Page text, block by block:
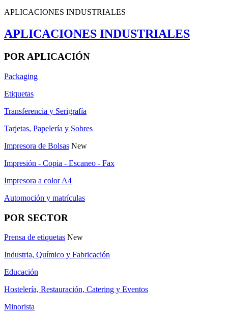
APLICACIONES INDUSTRIALES
APLICACIONES INDUSTRIALES
POR APLICACIÓN
Packaging
Etiquetas
Transferencia y Serigrafía
Tarjetas, Papelería y Sobres
Impresora de Bolsas New
Impresión - Copia - Escaneo - Fax
Impresora a color A4
Automoción y matrículas
POR SECTOR
Prensa de etiquetas New
Industria, Químico y Fabricación
Educación
Hostelería, Restauración, Catering y Eventos
Minorista